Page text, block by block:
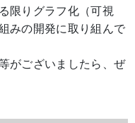
限りグラフ化（可視
みの開発に取り組んで
がございましたら、ぜ